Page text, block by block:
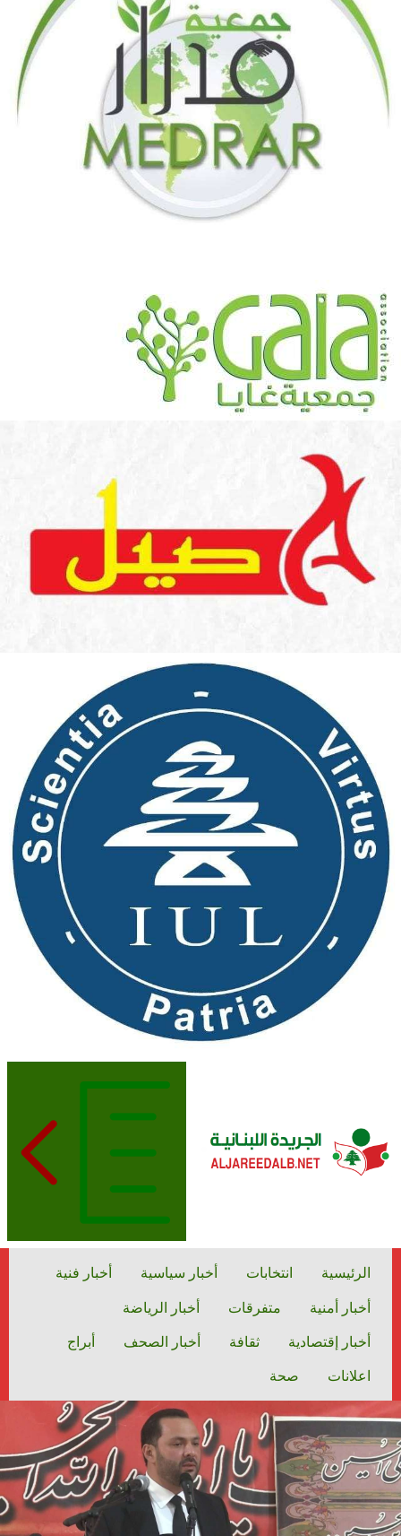
الرئيسية انتخابات أخبار سياسية
أخبار فنية
أخبار أمنية
متفرقات
أخبار الرياضة
أخبار إقتصادية
ثقافة أخبار الصحف
أبراج
اعلانات
صحة